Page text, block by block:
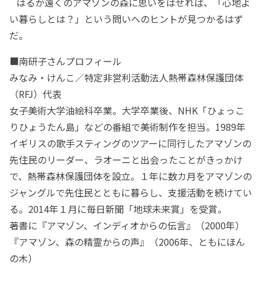
い暮らしとは？」という問いへのヒントが見つかるはず
だ。
■南研子さんプロフィール
みなみ・けんこ／特定非営利活動法人熱帯森林保護団体
（RFJ）代表
女子美術大学油絵科卒業。大学卒業後、NHK「ひょっこ
りひょうたん島」などの番組で美術制作を担当。1989年
イギリスの歌手スティングのツアーに同行したアマゾンの
先住民のリーダー、ラオーニと出会ったことがきっかけ
で、熱帯森林保護団体を設立。１年に数カ月をアマゾンの
ジャングルで先住民とともに暮らし、支援活動を続けてい
る。2014年１月に毎日新聞「地球未来賞」を受賞。
著書に『アマゾン、インディオからの伝言』（2000年）
『アマゾン、森の精霊からの声』（2006年、ともにほん
の木）